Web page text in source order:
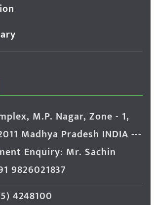
M.P. Nagar, Zone - 1,
Madhya Pradesh INDIA ---
Enquiry: Mr. Sachin
9826021837
4248100